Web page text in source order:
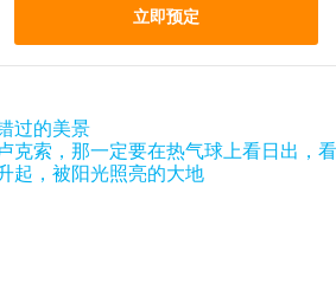
立即预定
过的美景
克索，那一定要在热气球上看日出，
起，被阳光照亮的大地